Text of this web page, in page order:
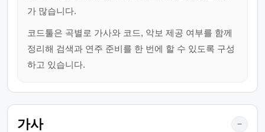
가 많습니다.
코드툴은 곡별로 가사와 코드, 악보 제공 여부를 함께
정리해 검색과 연주 준비를 한 번에 할 수 있도록 구성
하고 있습니다.
가사 −